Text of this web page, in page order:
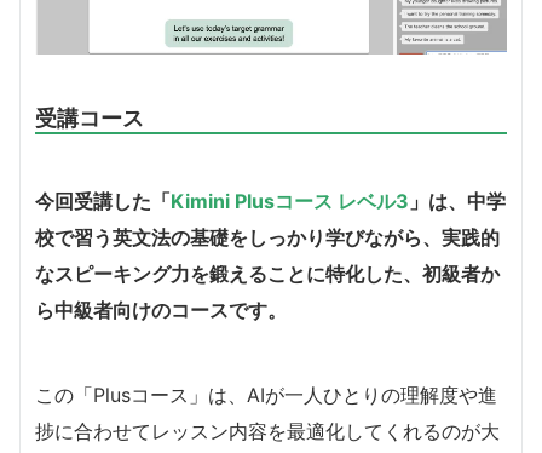
受講コース
今回受講した「Kimini Plusコース レベル3 」は、中学
校で習う英文法の基礎をしっかり学びながら、実践的
なスピーキング力を鍛えることに特化した、初級者か
ら中級者向けのコースです。
この「Plusコース」は、AIが一人ひとりの理解度や進
捗に合わせてレッスン内容を最適化してくれるのが大